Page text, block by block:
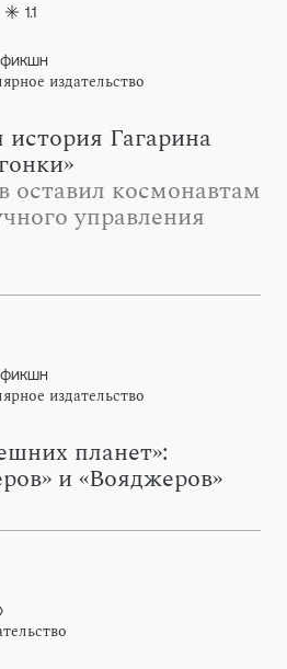
1.1
издательство
Гагарина
оставил космонавтам
управления
издательство
планет»:
и «Вояджеров»